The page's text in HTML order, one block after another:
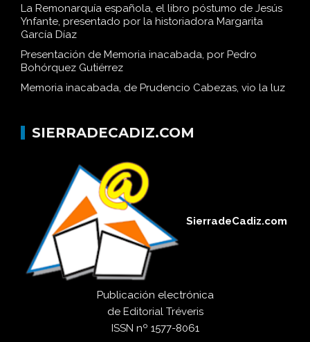
La Remonarquía española, el libro póstumo de Jesús
Ynfante, presentado por la historiadora Margarita
García Díaz
Presentación de Memoria inacabada, por Pedro
Bohórquez Gutiérrez
Memoria inacabada, de Prudencio Cabezas, vio la luz
SIERRADECADIZ.COM
SierradeCadiz.com
Publicación electrónica
de Editorial Tréveris
ISSN nº 1577-8061